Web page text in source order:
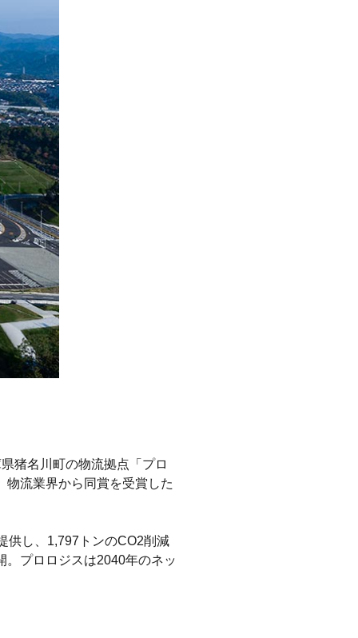
猪名川町の物流拠点「プロ
流業界から同賞を受賞した
供し、1,797トンのCO2削減
。プロロジスは2040年のネッ